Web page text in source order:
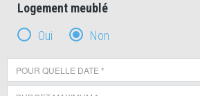
Logement meublé
Oui
Non